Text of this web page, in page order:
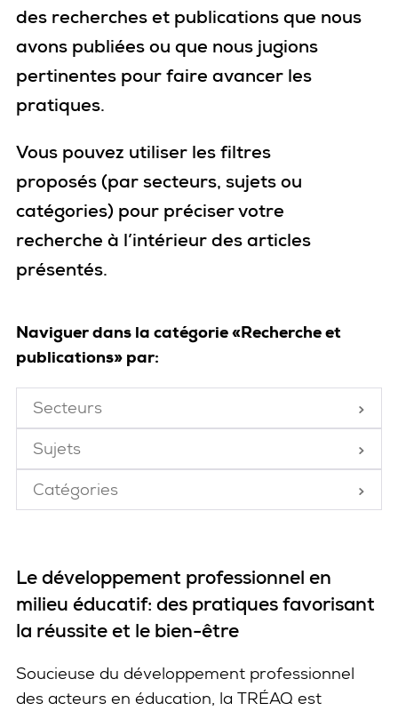
des recherches et publications que nous
avons publiées ou que nous jugions
pertinentes pour faire avancer les
pratiques.
Vous pouvez utiliser les filtres
proposés(par secteurs, sujets ou
catégories) pour préciser votre
recherche à l’intérieur des articles
présentés.
Naviguer dans la catégorie «Recherche et
publications» par:
Secteurs
Fermé
Sujets
Fermé
Catégories
Fermé
Le développement professionnel en
milieu éducatif: des pratiques favorisant
la réussite et le bien-être
Soucieuse du développement professionnel
des acteurs en éducation, la TRÉAQ est